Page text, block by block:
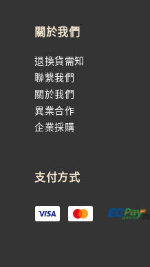
關於我們
退換貨需知
聯繫我們
關於我們
異業合作
企業採購
支付方式